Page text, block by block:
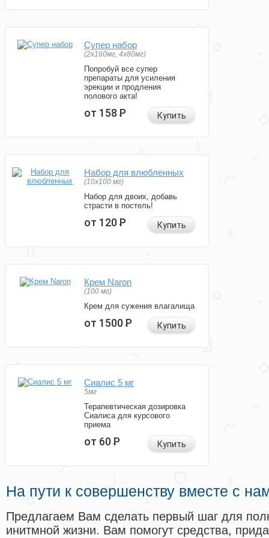
Супер набор
(2х160мг, 4х80мг)
Попробуй все супер
препараты для усиления
эрекции и продления
полового акта!
от 158Р Купить
Набор для влюбленных
(10х100 мг)
Набор для двоих, добавь
страсти в постель!
от 120Р Купить
Крем Naron
(100 мг)
Крем для сужения влагалища
от 1500Р Купить
Сиалис 5 мг
5мг
Терапевтическая дозировка
Сиалиса для курсового
приема
от 60Р Купить
На пути к совершенству вместе с
Предлагаем Вам сделать первый шаг для
инитмной жизни. Вам помогут средства,